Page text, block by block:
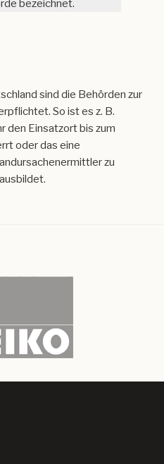
bezeichnet.
sind die Behörden zur
So ist es z. B.
den Einsatzort bis zum
oder das eine
zu
ausbildet.